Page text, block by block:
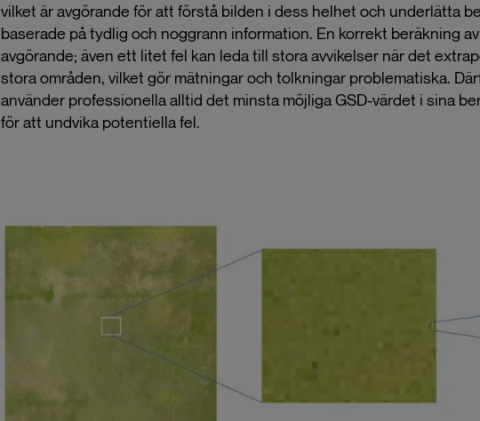
vilket är avgörande för att förstå bilden i dess helhet och underlätta
baserade på tydlig och noggrann information. En korrekt beräkning
avgörande; även ett litet fel kan leda till stora avvikelser när det
stora områden, vilket gör mätningar och tolkningar problematiska.
använder professionella alltid det minsta möjliga GSD-värdet i sina
för att undvika potentiella fel.